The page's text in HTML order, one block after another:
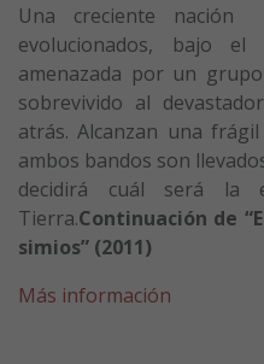
Una creciente nación
evolucionados, bajo
amenazada por un
sobrevivido al
atrás. Alcanzan una
ambos bandos son
decidirá cuál será la
Tierra.Continuación de
simios” (2011)
Más información